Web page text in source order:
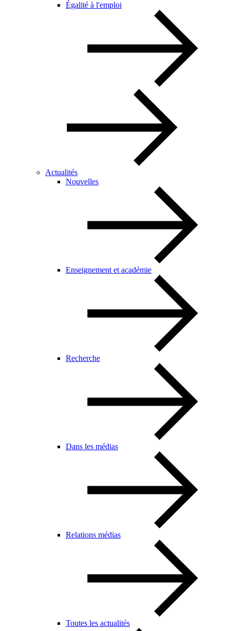
Égalité à l'emploi
Actualités
Nouvelles
Enseignement et académie
Recherche
Dans les médias
Relations médias
Toutes les actualités